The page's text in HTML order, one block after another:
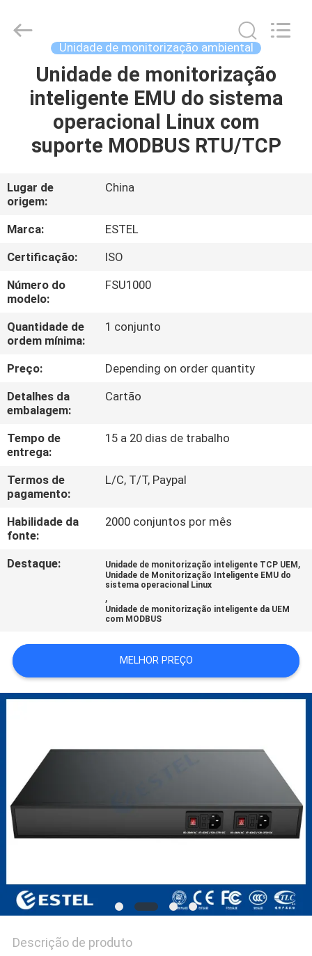
CASA
PRODUTOS
SOBRE
NÓS
EXCURSÃO
DA
FÁBRICA
CONTROLE
DA
QUALIDADE
CONTACTE-
NOS
NOTÍCIA
PEÇA
CITAÇÕES
DO
SITE
AND
TECHNOLOGY
Unidade de monitorização ambiental
Unidade de monitorização
inteligente EMU do sistema
operacional Linux com
suporte MODBUS RTU/TCP
Lugar de
origem:
China
Marca:
ESTEL
Certificação:
ISO
Número do
modelo:
FSU1000
Quantidade de
ordem mínima:
1 conjunto
Preço:
Depending on order quantity
Detalhes da
embalagem:
Cartão
Tempo de
entrega:
15 a 20 dias de trabalho
Termos de
pagamento:
L/C, T/T, Paypal
Habilidade da
fonte:
2000 conjuntos por mês
Destaque: Unidade de monitorização inteligente TCP UEM ,
Unidade de Monitorização Inteligente EMU do
sistema operacional Linux
,
Unidade de monitorização inteligente da UEM
com MODBUS
MELHOR PREÇO
Descrição de produto